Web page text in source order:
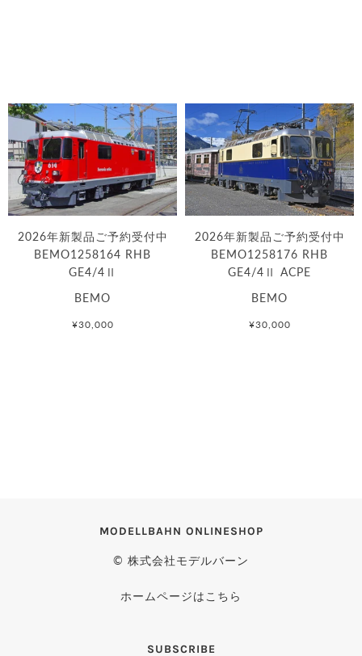
2026年新製品ご予約受付中
BEMO1258164 RHB
GE4/4Ⅱ
BEMO
¥30,000
2026年新製品ご予約受付中
BEMO1258176 RHB
GE4/4Ⅱ ACPE
BEMO
¥30,000
MODELLBAHN ONLINESHOP
© 株式会社モデルバーン
ホームページはこちら
SUBSCRIBE